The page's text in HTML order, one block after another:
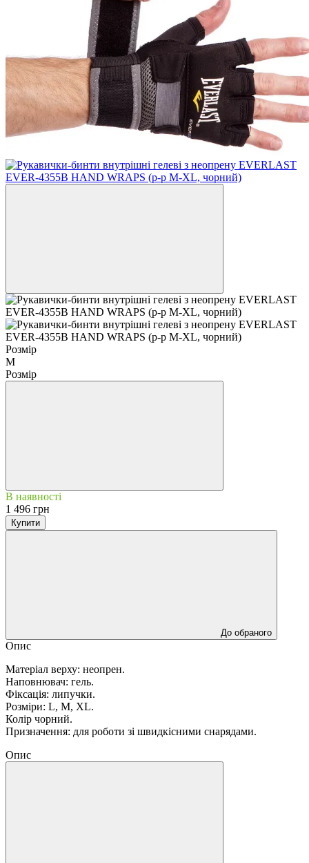
Розмір
M
Розмір
В наявності
1 496 грн
Купити
До обраного
Опис
Матеріал верху: неопрен.
Наповнювач: гель.
Фіксація: липучки.
Розміри: L, M, XL.
Колір чорний.
Призначення: для роботи зі швидкісними снарядами.
Опис